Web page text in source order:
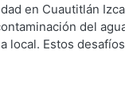
)Aguilar Cruz,
en Cuautitlán
del
local. Estos